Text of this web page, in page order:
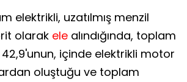
elektrikli, uzatılmış menzil
olarak ele alındığında, toplam
içinde elektrikli motor
oluştuğu ve toplam